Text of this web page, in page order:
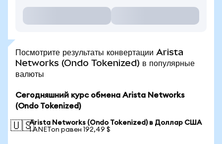
Посмотрите результаты конвертации Arista
Networks (Ondo Tokenized) в популярные
валюты
Сегодняшний курс обмена Arista Networks
(Ondo Tokenized)
🇺🇸Arista Networks (Ondo Tokenized) в Доллар США
1 ANETon равен 192,49 $